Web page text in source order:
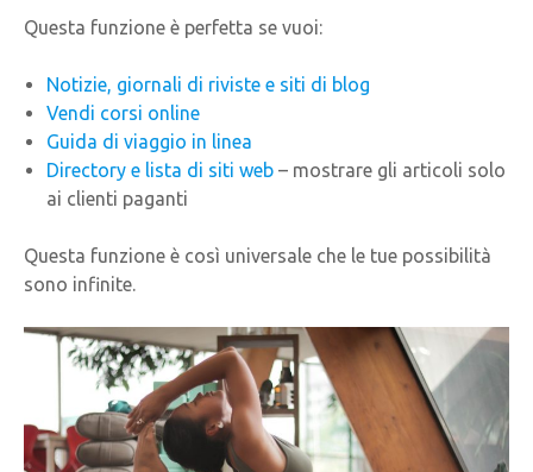
Questa funzione è perfetta se vuoi:
Notizie, giornali di riviste e siti di blog
Vendi corsi online
Guida di viaggio in linea
Directory e lista di siti web – mostrare gli articoli solo
ai clienti paganti
Questa funzione è così universale che le tue possibilità
sono infinite.